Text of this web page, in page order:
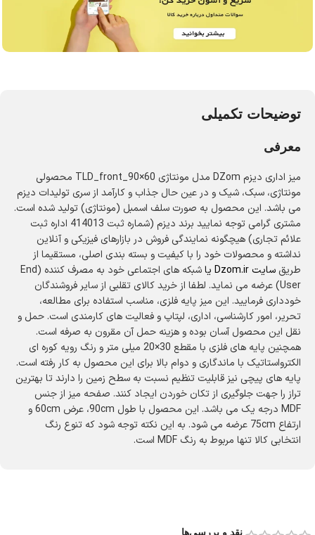
توضیحات تکمیلی
معرفی
میز اداری دیزم DZom مدل مونتاژی TLD_front_90×60 محصولی
مونتاژی، سبک، شیک و در عین حال جذاب و کارآمد از سری تولیدات دیزم
می‌ باشد. این محصول به‌ صورت سلف‌ اسمبل (مونتاژی) تولید شده است.
مشتری گرامی توجه نمایید برند دیزم (شماره ثبت 414013 اداره ثبت
علائم تجاری) هیچگونه نمایندگی فروش در بازارهای فیزیکی و آنلاین
نداشته و محصولات خود را با کیفیت و بسته بندی اصلی، مستقیما از
طریق سایت Dzom.ir یا
شبکه های اجتماعی خود به مصرف کننده (End
User) عرضه می نماید. لطفا از خرید کالای تقلبی از سایر فروشندگان
خودداری فرمایید. این میز پایه فلزی، مناسب استفاده برای مطالعه،
تحریر، امور کارشناسی، اداری، لپتاپ و فعالیت‌ های کارمندی است. حمل‌ و
نقل این محصول آسان بوده و هزینه حمل آن مقرون‌ به‌ صرفه است.
همچنین پایه‌ های فلزی با مقطع 30×20 میلی‌ متر و رنگ رویه کوره‌ ای
الکترواستاتیک با ماندگاری و دوام بالا برای این محصول به‌ کار رفته است.
پایه‌ های پیچی نیز قابلیت تنظیم نسبت به سطح زمین را دارند تا بهترین
تراز را جهت جلوگیری از تکان خوردن ایجاد کنند. صفحه میز از جنس
MDF درجه یک می‌ باشد. این محصول با طول 90cm، عرض 60cm و
ارتفاع 75cm عرضه می‌ شود. به این نکته توجه شود که تنوع رنگ
انتخابی کالا تنها مربوط به رنگ MDF است.
نقد و بررسی‌ها